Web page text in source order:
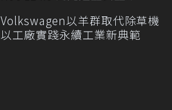
Volkswagen以羊群取代除草機
以工廠實踐永續工業新典範